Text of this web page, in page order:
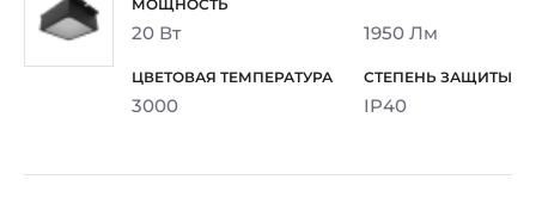
20 Вт 1950 Лм
3000 IP40